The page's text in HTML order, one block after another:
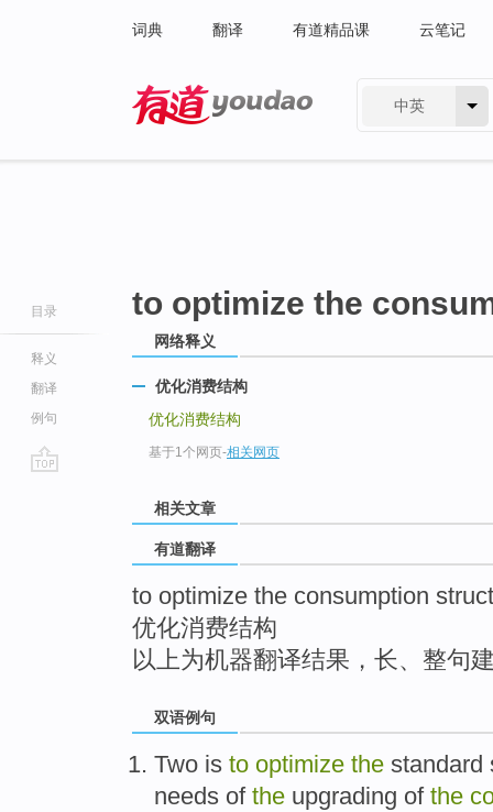
词典 翻译 有道精品课 云笔记
中英
目录
释义
翻译
例句
to optimize the
网络释义
优化消费结构
优化消费结构
基于1个网页-相关网页
相关文章
有道翻译
to optimize the consumption
优化消费结构
以上为机器翻译结果，长、整句
双语例句
Two is to optimize the standard
needs of the upgrading of the